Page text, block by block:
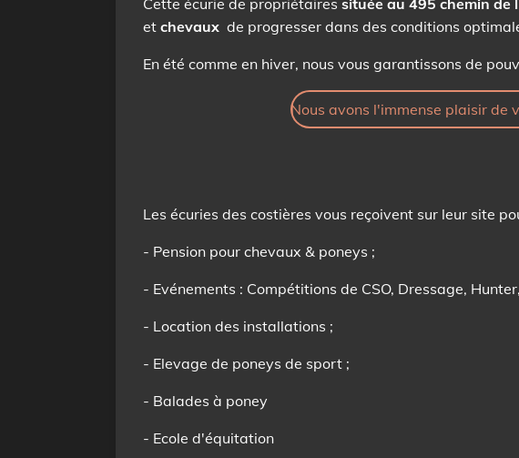
Cette écurie de propriétaires située au 495 chemin de
et chevaux de progresser dans des conditions
En été comme en hiver, nous vous garantissons de
Nous avons l'immense plaisir de
Les écuries des costières vous reçoivent sur leur site
- Pension pour chevaux & poneys ;
- Evénements : Compétitions de CSO, Dressage,
- Location des installations ;
- Elevage de poneys de sport ;
- Balades à poney
- Ecole d'équitation